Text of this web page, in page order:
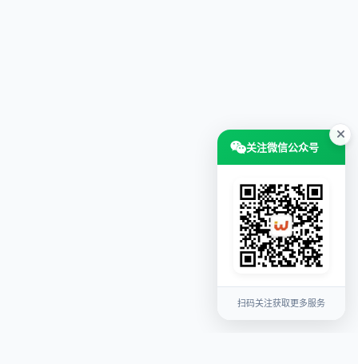
关注微信公众号
扫码关注获取更多服务